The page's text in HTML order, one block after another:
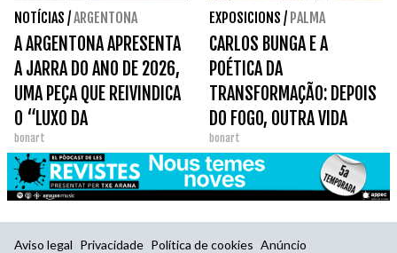
NOTÍCIAS /ARGENTONA
A ARGENTONA APRESENTA
A JARRA DO ANO DE 2026,
UMA PEÇA QUE REIVINDICA
O “LUXO DA
SIMPLICIDADE”.
bonart
EXPOSICIONS / PALMA
CARLOS BUNGA E A
POÉTICA DA
TRANSFORMAÇÃO: DEPOIS
DO FOGO, OUTRA VIDA
bonart
Aviso legal Privacidade Política de cookies Anúncio